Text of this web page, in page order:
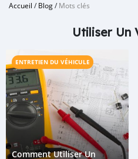
Accueil /Blog/Mots clés
Utiliser Un
ENTRETIEN DU VÉHICULE
Comment Utiliser Un